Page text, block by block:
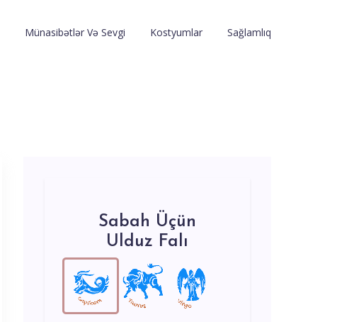
Münasibətlər Və Sevgi Kostyumlar Sağlamlıq
Sabah Üçün
Ulduz Falı